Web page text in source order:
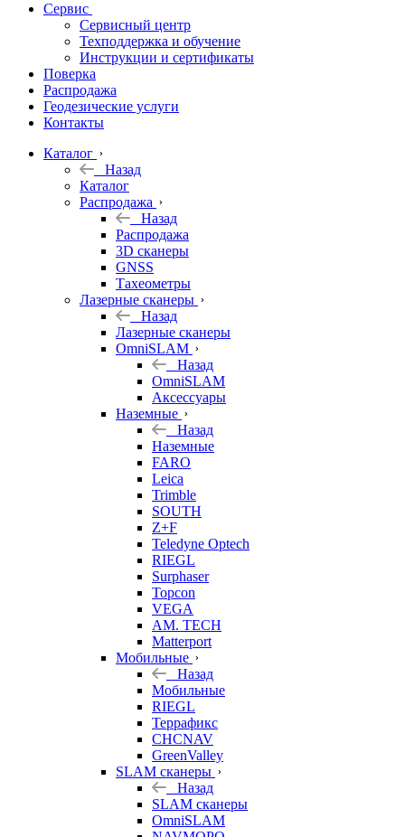
Софт
Георадары
Акции
Гидрография
Подбор
оборудования
по задачам
Архив
Геодезическое
оборудование
Сервис
Сервисный центр
Техподдержка и обучение
Инструкции и сертификаты
Поверка
Распродажа
Геодезические услуги
Контакты
Каталог
Назад
Каталог
Распродажа
Назад
Распродажа
3D сканеры
GNSS
Тахеометры
Лазерные сканеры
Назад
Лазерные сканеры
OmniSLAM
Назад
OmniSLAM
Аксессуары
Наземные
Назад
Наземные
FARO
Leica
Trimble
SOUTH
Z+F
Teledyne Optech
RIEGL
Surphaser
Topcon
VEGA
AM. TECH
Matterport
Мобильные
Назад
Мобильные
RIEGL
Террафикс
CHCNAV
GreenValley
SLAM сканеры
Назад
SLAM сканеры
OmniSLAM